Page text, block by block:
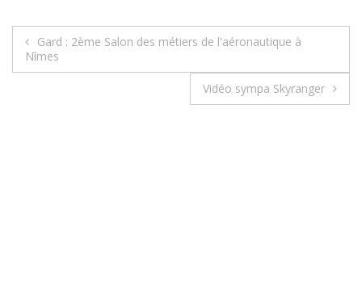
Gard : 2ème Salon des métiers de l'aéronautique à
Nîmes
Vidéo sympa Skyranger